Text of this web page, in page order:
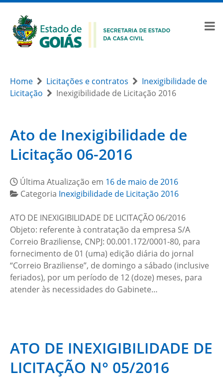
Home Licitações e contratos
Inexigibilidade de
Licitação
Inexigibilidade de Licitação 2016
Ato de Inexigibilidade de
Licitação 06-2016
Última Atualização em 16 de maio de 2016
Categoria Inexigibilidade de Licitação 2016
ATO DE INEXIGIBILIDADE DE LICITAÇÃO 06/2016
Objeto: referente à contratação da empresa S/A
Correio Braziliense, CNPJ: 00.001.172/0001-80, para
fornecimento de 01 (uma) edição diária do jornal
“Correio Braziliense”, de domingo a sábado (inclusive
feriados), por um período de 12 (doze) meses, para
atender às necessidades do Gabinete…
ATO DE INEXIGIBILIDADE DE
LICITAÇÃO N° 05/2016